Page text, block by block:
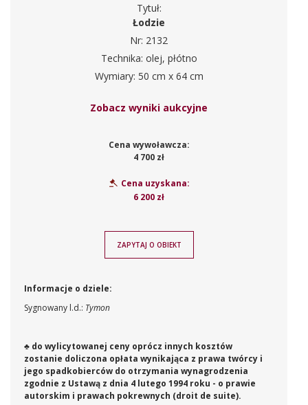
Tytuł:
Łodzie
Nr: 2132
Technika: olej, płótno
Wymiary: 50 cm x 64 cm
Zobacz wyniki aukcyjne
Cena wywoławcza:
4 700 zł
Cena uzyskana:
6 200 zł
ZAPYTAJ O OBIEKT
Informacje o dziele:
Sygnowany l.d.: Tymon
♣ do wylicytowanej ceny oprócz innych kosztów
zostanie doliczona opłata wynikająca z prawa twórcy i
jego spadkobierców do otrzymania wynagrodzenia
zgodnie z Ustawą z dnia 4 lutego 1994 roku - o prawie
autorskim i prawach pokrewnych (droit de suite).